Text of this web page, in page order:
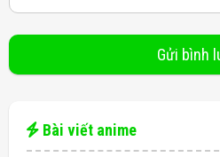
Bài viết anime